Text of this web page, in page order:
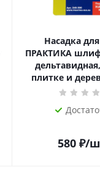
Насадка
ПРАКТИКА
плитке и
580 ₽/